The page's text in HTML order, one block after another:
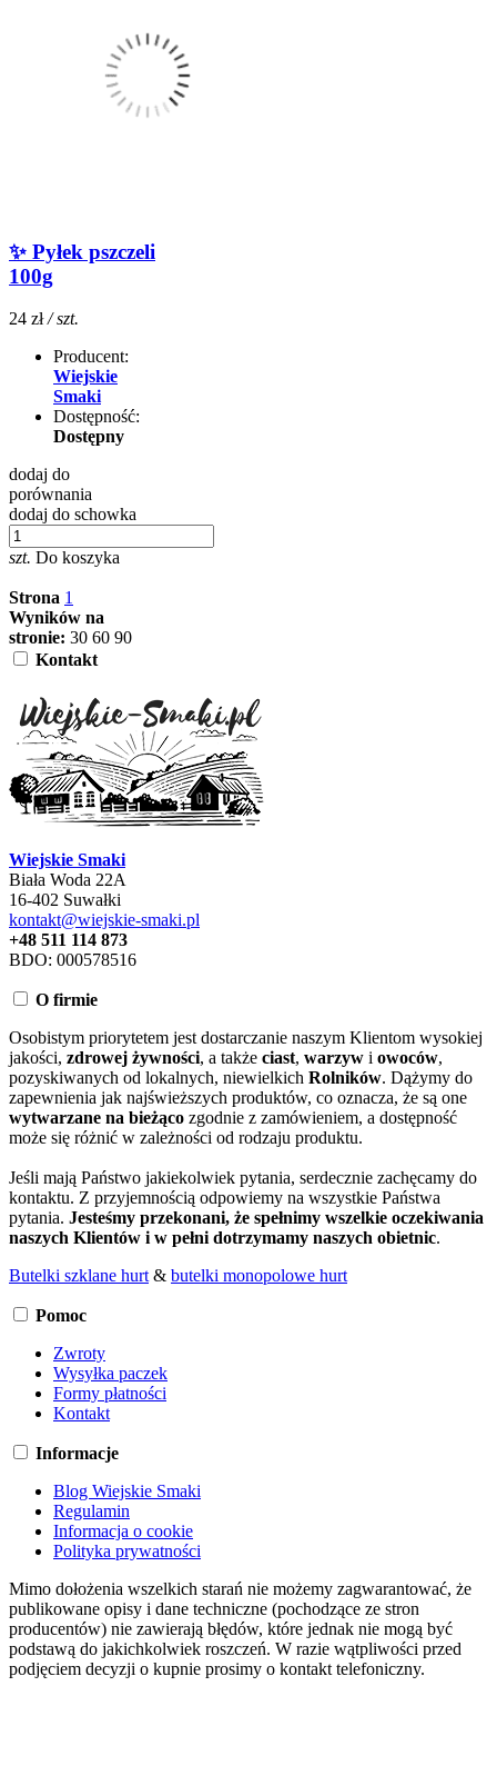
✨ Pyłek pszczeli
100g
24 zł / szt.
Producent:
Wiejskie
Smaki
Dostępność:
Dostępny
dodaj do
porównania
dodaj do schowka
szt. Do koszyka
Strona 1
Wyników na
stronie: 30 60 90
Kontakt
Wiejskie Smaki
Biała Woda 22A
16-402 Suwałki
kontakt@wiejskie-smaki.pl
+48 511 114 873
BDO: 000578516
O firmie
Osobistym priorytetem jest dostarczanie naszym Klientom wysokiej
jakości, zdrowej żywności, a także ciast, warzyw i owoców,
pozyskiwanych od lokalnych, niewielkich Rolników. Dążymy do
zapewnienia jak najświeższych produktów, co oznacza, że są one
wytwarzane na bieżąco zgodnie z zamówieniem, a dostępność
może się różnić w zależności od rodzaju produktu.
Jeśli mają Państwo jakiekolwiek pytania, serdecznie zachęcamy do
kontaktu. Z przyjemnością odpowiemy na wszystkie Państwa
pytania. Jesteśmy przekonani, że spełnimy wszelkie oczekiwania
naszych Klientów i w pełni dotrzymamy naszych obietnic.
Butelki szklane hurt & butelki monopolowe hurt
Pomoc
Zwroty
Wysyłka paczek
Formy płatności
Kontakt
Informacje
Blog Wiejskie Smaki
Regulamin
Informacja o cookie
Polityka prywatności
Mimo dołożenia wszelkich starań nie możemy zagwarantować, że
publikowane opisy i dane techniczne (pochodzące ze stron
producentów) nie zawierają błędów, które jednak nie mogą być
podstawą do jakichkolwiek roszczeń. W razie wątpliwości przed
podjęciem decyzji o kupnie prosimy o kontakt telefoniczny.